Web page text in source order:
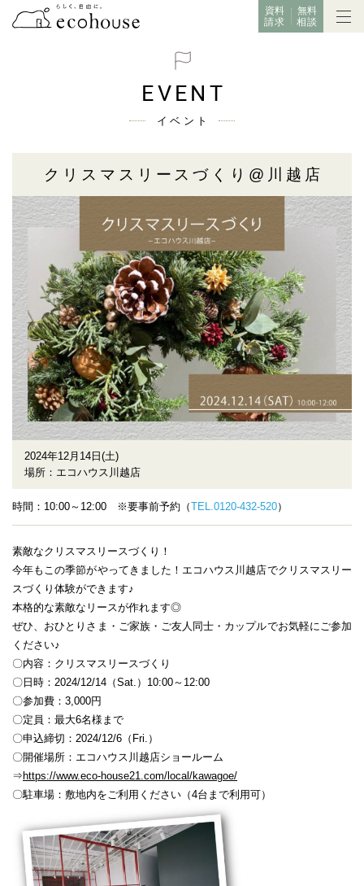
資料
請求
無料
相談
EVENT
イベント
クリスマスリースづくり@川越店
2024年12月14日(土)
場所：エコハウス川越店
時間：10:00～12:00 ※要事前予約（TEL.0120-432-520）
素敵なクリスマスリースづくり！
今年もこの季節がやってきました！エコハウス川越店でクリスマスリー
スづくり体験ができます♪
本格的な素敵なリースが作れます◎
ぜひ、おひとりさま・ご家族・ご友人同士・カップルでお気軽にご参加
ください♪
〇内容：クリスマスリースづくり
〇日時：2024/12/14（Sat.）10:00～12:00
〇参加費：3,000円
〇定員：最大6名様まで
〇申込締切：2024/12/6（Fri.）
〇開催場所：エコハウス川越店ショールーム
⇒https://www.eco-house21.com/local/kawagoe/
〇駐車場：敷地内をご利用ください（4台まで利用可）